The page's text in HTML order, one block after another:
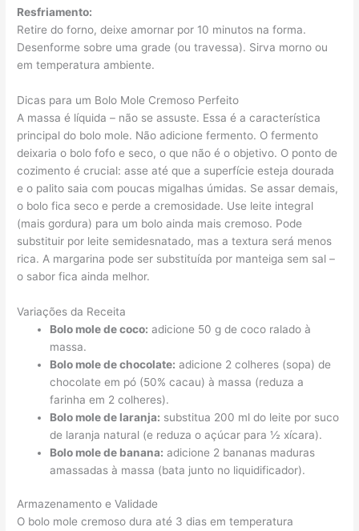
Resfriamento:
Retire do forno, deixe amornar por 10 minutos na forma.
Desenforme sobre uma grade (ou travessa). Sirva morno ou
em temperatura ambiente.
Dicas para um Bolo Mole Cremoso Perfeito
A massa é líquida – não se assuste. Essa é a característica
principal do bolo mole. Não adicione fermento. O fermento
deixaria o bolo fofo e seco, o que não é o objetivo. O ponto de
cozimento é crucial: asse até que a superfície esteja dourada
e o palito saia com poucas migalhas úmidas. Se assar demais,
o bolo fica seco e perde a cremosidade. Use leite integral
(mais gordura) para um bolo ainda mais cremoso. Pode
substituir por leite semidesnatado, mas a textura será menos
rica. A margarina pode ser substituída por manteiga sem sal –
o sabor fica ainda melhor.
Variações da Receita
Bolo mole de coco: adicione 50 g de coco ralado à
massa.
Bolo mole de chocolate: adicione 2 colheres (sopa) de
chocolate em pó (50% cacau) à massa (reduza a
farinha em 2 colheres).
Bolo mole de laranja: substitua 200 ml do leite por suco
de laranja natural (e reduza o açúcar para ½ xícara).
Bolo mole de banana: adicione 2 bananas maduras
amassadas à massa (bata junto no liquidificador).
Armazenamento e Validade
O bolo mole cremoso dura até 3 dias em temperatura